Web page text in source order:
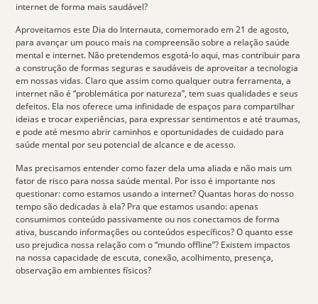
internet de forma mais saudável?
Aproveitamos este Dia do Internauta, comemorado em 21 de agosto,
para avançar um pouco mais na compreensão sobre a relação saúde
mental e internet. Não pretendemos esgotá-lo aqui, mas contribuir para
a construção deformas seguras e saudáveis de aproveitar a tecnologia
em nossas vidas. Claro que assim como qualquer outra ferramenta, a
internet não é “problemática por natureza”, tem suas qualidades e seus
defeitos. Ela nos oferece uma infinidade de espaços para compartilhar
ideias e trocar experiências, para expressar sentimentos e até traumas,
e pode até mesmo abrir caminhos e oportunidades de cuidado para
saúde mental por seu potencial de alcance e de acesso.
Mas precisamos entender comofazer dela uma aliada e não mais um
fator de risco para nossa saúde mental. Por isso é importante nos
questionar: como estamos usando a internet? Quantas horas do nosso
tempo são dedicadas à ela? Pra que estamos usando: apenas
consumimos conteúdo passivamente ou nos conectamos de forma
ativa, buscando informações ou conteúdos específicos? O quanto esse
uso prejudica nossa relação com o “mundo offline”? Existem impactos
na nossa capacidade de escuta, conexão, acolhimento, presença,
observação em ambientes físicos?